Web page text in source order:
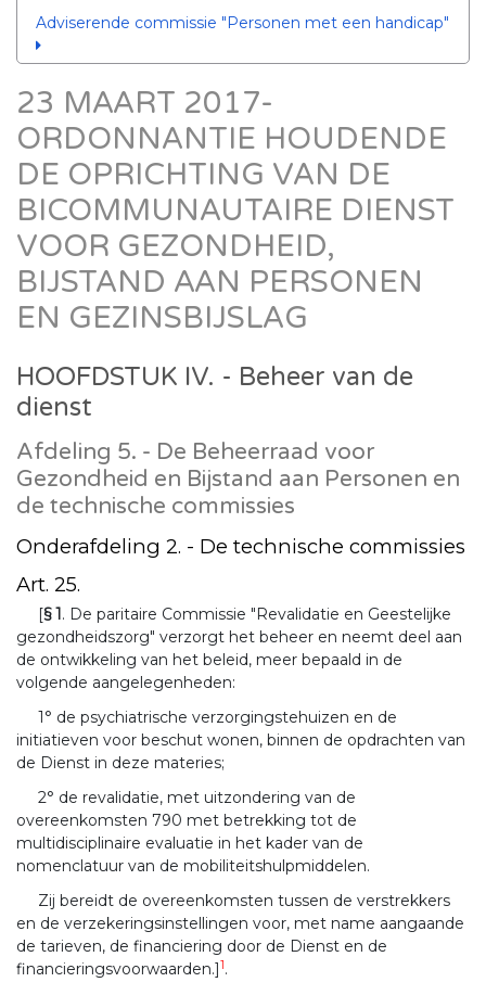
Adviserende commissie "Personen met een handicap"
23 MAART 2017-
ORDONNANTIE HOUDENDE
DE OPRICHTING VAN DE
BICOMMUNAUTAIRE DIENST
VOOR GEZONDHEID,
BIJSTAND AAN PERSONEN
EN GEZINSBIJSLAG
HOOFDSTUK IV. - Beheer van de
dienst
Afdeling 5. - De Beheerraad voor
Gezondheid en Bijstand aan Personen en
de technische commissies
Onderafdeling 2. - De technische commissies
Art. 25.
[§ 1. De paritaire Commissie "Revalidatie en Geestelijke
gezondheidszorg" verzorgt het beheer en neemt deel aan
de ontwikkeling van het beleid, meer bepaald in de
volgende aangelegenheden:
1° de psychiatrische verzorgingstehuizen en de
initiatieven voor beschut wonen, binnen de opdrachten van
de Dienst in deze materies;
2° de revalidatie, met uitzondering van de
overeenkomsten 790 met betrekking tot de
multidisciplinaire evaluatie in het kader van de
nomenclatuur van de mobiliteitshulpmiddelen.
Zij bereidt de overeenkomsten tussen de verstrekkers
en de verzekeringsinstellingen voor, met name aangaande
de tarieven, de financiering door de Dienst en de
financieringsvoorwaarden.] 1.